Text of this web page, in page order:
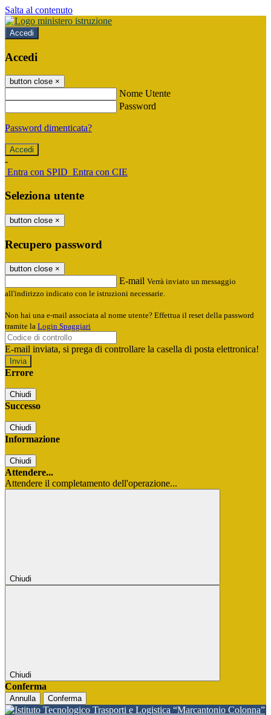
Salta al contenuto
Accedi
Accedi
button close ×
Nome Utente
Password
Password dimenticata?
-
Entra con SPID Entra con CIE
Seleziona utente
button close ×
Recupero password
button close ×
E-mail Verrà inviato un messaggio
all'indirizzo indicato con le istruzioni necessarie.
Non hai una e-mail associata al nome utente? Effettua il reset della password
tramite la Login Spaggiari
E-mail inviata, si prega di controllare la casella di posta elettronica!
Errore
Chiudi
Successo
Chiudi
Informazione
Chiudi
Attendere...
Attendere il completamento dell'operazione...
Chiudi
Chiudi
Conferma
Annulla Conferma